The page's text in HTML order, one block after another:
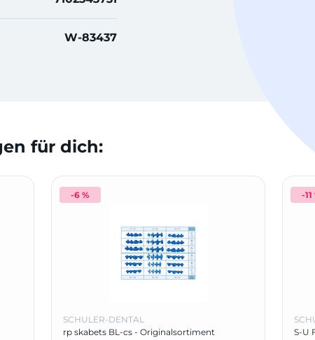
W-83437
für dich:
-6 %
SCHULER-DENTAL
rp skabets BL-cs - Originalsortiment
-11
S-U